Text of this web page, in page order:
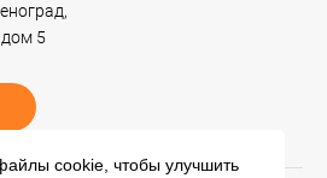
дом 5
cookie, чтобы улучшить